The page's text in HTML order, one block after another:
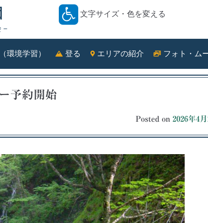
文字サイズ・色を変える
環境学習） 登る エリアの紹介 フォト・ム
ー予約開始
Posted on 2026年4